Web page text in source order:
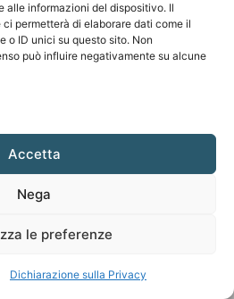
alle informazioni del dispositivo. Il
permetterà di elaborare dati come il
o ID unici su questo sito. Non
può influire negativamente su alcune
Accetta
Nega
le preferenze
Dichiarazione sulla Privacy